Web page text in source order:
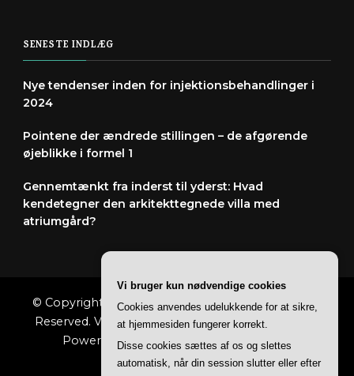
SENESTE INDLÆG
Nye tendenser inden for injektionsbehandlinger i
2024
Pointene der ændrede stillingen – de afgørende
øjeblikke i formel 1
Gennemtænkt fra inderst til yderst: Hvad
kendetegner den arkitekttegnede villa med
atriumgård?
© Copyright 2026Spændingihverdagen. All Rights
Reserved. Vilva | Developed ByBlossom Themes
Powered byWordPress.Privatlivspolitik
Vi bruger kun nødvendige cookies
Cookies anvendes udelukkende for at sikre,
at hjemmesiden fungerer korrekt.
Disse cookies sættes af os og slettes
automatisk, når din session slutter eller efter